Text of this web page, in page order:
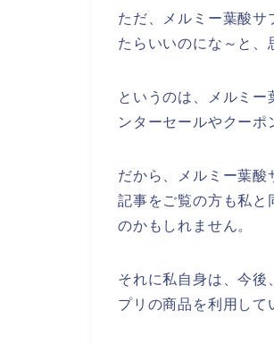
ただ、メルミー葉酸サ
たらいいのにな～と、
というのは、メルミ
ンターセールやクーポ
だから、メルミー葉
記事をご覧の方も私と
のかもしれません。
それに私自身は、今
プリの商品を利用して